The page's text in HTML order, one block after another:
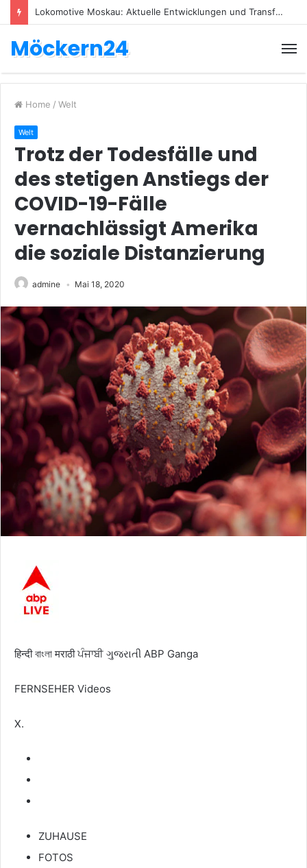
Lokomotive Moskau: Aktuelle Entwicklungen und Transfers
Möckern24
Home / Welt
Welt
Trotz der Todesfälle und
des stetigen Anstiegs der
COVID-19-Fälle
vernachlässigt Amerika
die soziale Distanzierung
admine Mai 18, 2020
हिन्दीবাংলাमराठीਪੰਜਾਬੀ ગુજરાતી ABP Ganga
FERNSEHER Videos
X.
ZUHAUSE
FOTOS